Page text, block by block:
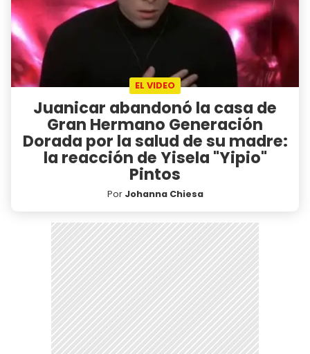
EL VIDEO
Juanicar abandonó la casa de
Gran Hermano Generación
Dorada por la salud de su madre:
la reacción de Yisela "Yipio"
Pintos
Por Johanna Chiesa